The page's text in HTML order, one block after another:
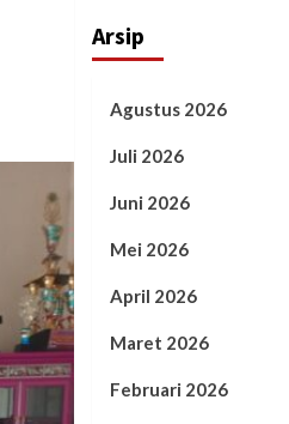
Arsip
Agustus 2026
Juli 2026
Juni 2026
Mei 2026
April 2026
Maret 2026
Februari 2026